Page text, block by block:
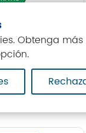
70
Obtenga